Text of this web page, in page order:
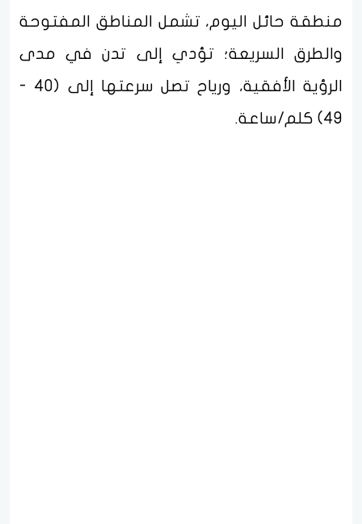
‏منطقة ‏حائل اليوم، تشمل ‏المناطق ‏المفتوحة
والطرق السريعة؛ تؤدي إلى تدن في مدى
الرؤية الأفقية، ورياح تصل سرعتها إلى (40 -
49) كلم/ساعة.